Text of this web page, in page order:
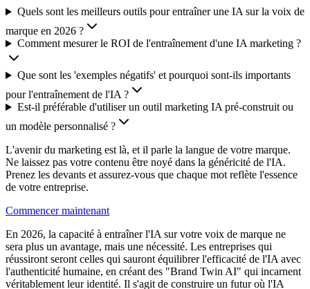
Quels sont les meilleurs outils pour entraîner une IA sur la voix de
marque en 2026 ?
Comment mesurer le ROI de l'entraînement d'une IA marketing ?
Que sont les 'exemples négatifs' et pourquoi sont-ils importants
pour l'entraînement de l'IA ?
Est-il préférable d'utiliser un outil marketing IA pré-construit ou
un modèle personnalisé ?
L'avenir du marketing est là, et il parle la langue de votre marque.
Ne laissez pas votre contenu être noyé dans la généricité de l'IA.
Prenez les devants et assurez-vous que chaque mot reflète l'essence
de votre entreprise.
Commencer maintenant
En 2026, la capacité à entraîner l'IA sur votre voix de marque ne
sera plus un avantage, mais une nécessité. Les entreprises qui
réussiront seront celles qui sauront équilibrer l'efficacité de l'IA avec
l'authenticité humaine, en créant des "Brand Twin AI" qui incarnent
véritablement leur identité. Il s'agit de construire un futur où l'IA